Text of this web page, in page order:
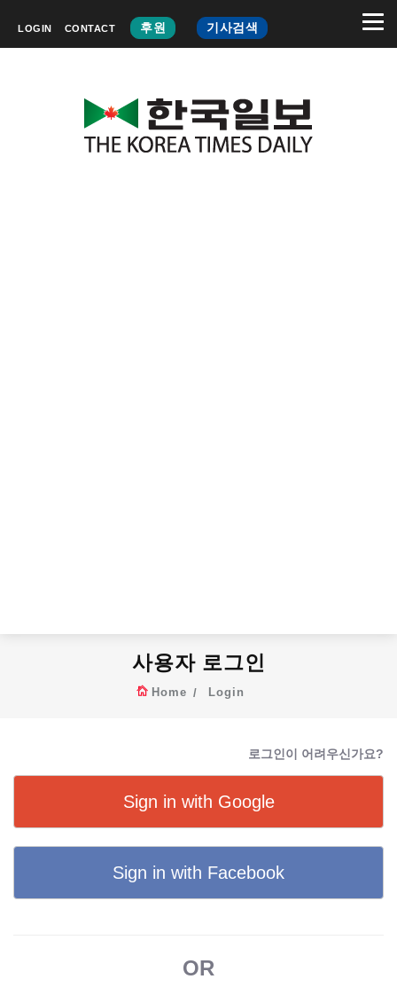
LOGIN CONTACT 후원 기사검색
사용자 로그인
Home Login
로그인이 어려우신가요?
Sign in with Google
Sign in with Facebook
OR